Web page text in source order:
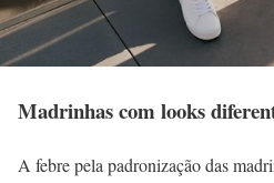
Madrinhas com looks
A febre pela padronização das